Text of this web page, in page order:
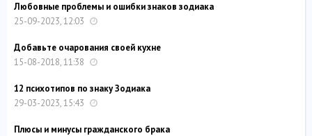
Любовные проблемы и ошибки знаков зодиака
25-09-2023, 12:03
Добавьте очарования своей кухне
15-08-2018, 11:38
12 психотипов по знаку Зодиака
29-03-2023, 15:43
Плюсы и минусы гражданского брака